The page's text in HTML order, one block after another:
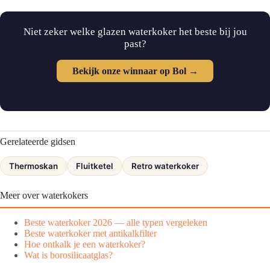
Niet zeker welke glazen waterkoker het beste bij jou
past?
Bekijk onze winnaar op Bol →
Gerelateerde gidsen
Thermoskan Fluitketel Retro waterkoker
Meer over waterkokers
Beste waterkoker 2026 — alle typen vergeleken
Beste waterkoker met antikalkfilter
Hoe ontkalk je een waterkoker?
Wat is borosilicaatglas?